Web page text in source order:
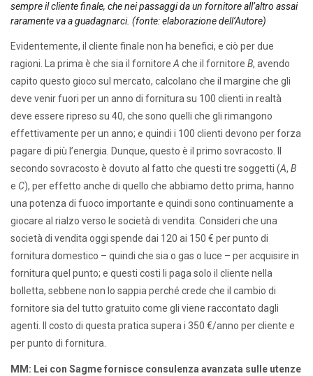
sempre il cliente finale, che nei passaggi da un fornitore all’altro assai
raramente va a guadagnarci. (fonte: elaborazione dell’Autore)
Evidentemente, il cliente finale non ha benefici, e ciò per due
ragioni. La prima è che sia il fornitore A che il fornitore B, avendo
capito questo gioco sul mercato, calcolano che il margine che gli
deve venir fuori per un anno di fornitura su 100 clienti in realtà
deve essere ripreso su 40, che sono quelli che gli rimangono
effettivamente per un anno; e quindi i 100 clienti devono per forza
pagare di più l’energia. Dunque, questo è il primo sovracosto. Il
secondo sovracosto è dovuto al fatto che questi tre soggetti (A, B
e C), per effetto anche di quello che abbiamo detto prima, hanno
una potenza di fuoco importante e quindi sono continuamente a
giocare al rialzo verso le società di vendita. Consideri che una
società di vendita oggi spende dai 120 ai 150 € per punto di
fornitura domestico – quindi che sia o gas o luce – per acquisire in
fornitura quel punto; e questi costi li paga solo il cliente nella
bolletta, sebbene non lo sappia perché crede che il cambio di
fornitore sia del tutto gratuito come gli viene raccontato dagli
agenti. Il costo di questa pratica supera i 350 €/anno per cliente e
per punto di fornitura.
MM: Lei con Sagme fornisce consulenza avanzata sulle utenze